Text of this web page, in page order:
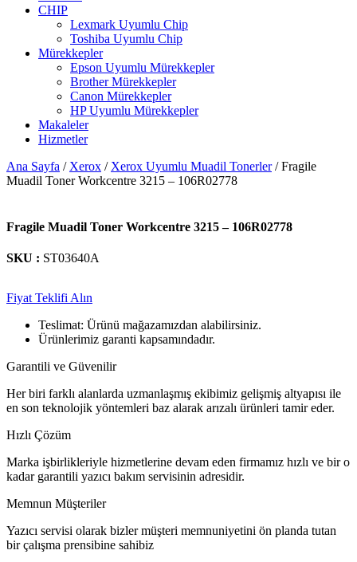
CHIP
Lexmark Uyumlu Chip
Toshiba Uyumlu Chip
Mürekkepler
Epson Uyumlu Mürekkepler
Brother Mürekkepler
Canon Mürekkepler
HP Uyumlu Mürekkepler
Makaleler
Hizmetler
Ana Sayfa / Xerox / Xerox Uyumlu Muadil Tonerler/ Fragile
Muadil Toner Workcentre 3215 – 106R02778
Fragile Muadil Toner Workcentre 3215 – 106R02778
SKU : ST03640A
Fiyat Teklifi Alın
Teslimat: Ürünü mağazamızdan alabilirsiniz.
Ürünlerimiz garanti kapsamındadır.
Garantili ve Güvenilir
Her biri farklı alanlarda uzmanlaşmış ekibimiz gelişmiş altyapısı ile
en son teknolojik yöntemleri baz alarak arızalı ürünleri tamir eder.
Hızlı Çözüm
Marka işbirlikleriyle hizmetlerine devam eden firmamız hızlı ve bir o
kadar garantili yazıcı bakım servisinin adresidir.
Memnun Müşteriler
Yazıcı servisi olarak bizler müşteri memnuniyetini ön planda tutan
bir çalışma prensibine sahibiz